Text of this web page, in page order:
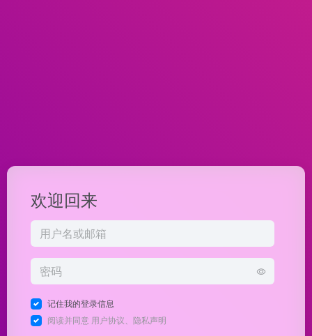
欢迎回来
记住我的登录信息
阅读并同意 用户协议 隐私声明